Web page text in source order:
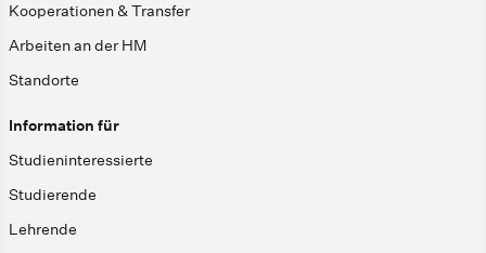
Kooperationen & Transfer
Arbeiten an der HM
Standorte
Information für
Studieninteressierte
Studierende
Lehrende